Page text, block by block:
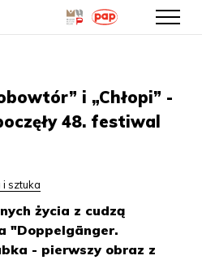
treści
i „Chłopi” -
48. festiwal
i sztuka
życia z cudzą
"Doppelgänger.
- pierwszy obraz z